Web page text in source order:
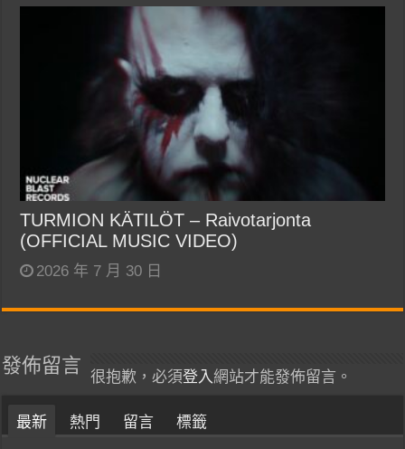
TURMION KÄTILÖT – Raivotarjonta
(OFFICIAL MUSIC VIDEO)
2026 年 7 月 30 日
發佈留言
很抱歉，必須登入網站才能發佈留言。
最新 熱門 留言 標籤